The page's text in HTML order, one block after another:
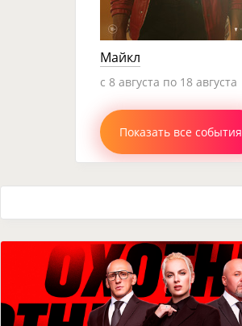
Майкл
c 8 августа по 18 августа
Показать все события